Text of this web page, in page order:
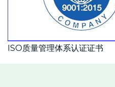
ISO质量管理体系认证证书